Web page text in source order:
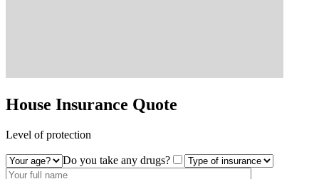
House Insurance Quote
Level of protection
Do you take any drugs?